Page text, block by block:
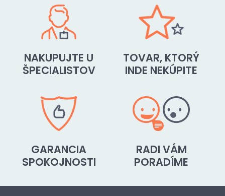
NAKUPUJTE U
ŠPECIALISTOV
TOVAR, KTORÝ
INDE NEKÚPITE
GARANCIA
SPOKOJNOSTI
RADI VÁM
PORADÍME